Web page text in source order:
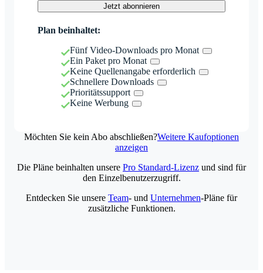
Jetzt abonnieren
Plan beinhaltet:
Fünf Video-Downloads pro Monat
Ein Paket pro Monat
Keine Quellenangabe erforderlich
Schnellere Downloads
Prioritätssupport
Keine Werbung
Möchten Sie kein Abo abschließen?Weitere Kaufoptionen
anzeigen
Die Pläne beinhalten unsere Pro Standard-Lizenz und sind für
den Einzelbenutzerzugriff.
Entdecken Sie unsere Team- und Unternehmen-Pläne für
zusätzliche Funktionen.